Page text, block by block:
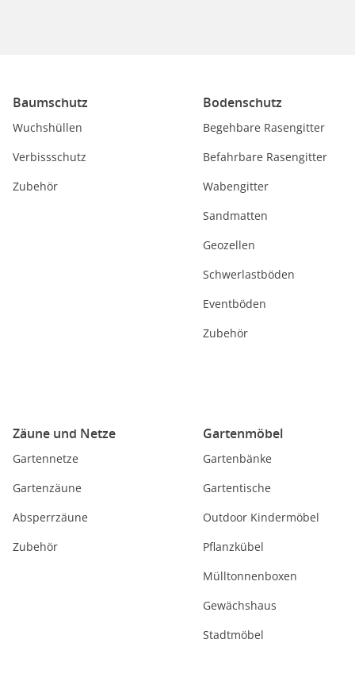
Baumschutz
Wuchshüllen
Verbissschutz
Zubehör
Bodenschutz
Begehbare Rasengitter
Befahrbare Rasengitter
Wabengitter
Sandmatten
Geozellen
Schwerlastböden
Eventböden
Zubehör
Zäune und Netze
Gartennetze
Gartenzäune
Absperrzäune
Zubehör
Gartenmöbel
Gartenbänke
Gartentische
Outdoor Kindermöbel
Pflanzkübel
Mülltonnenboxen
Gewächshaus
Stadtmöbel